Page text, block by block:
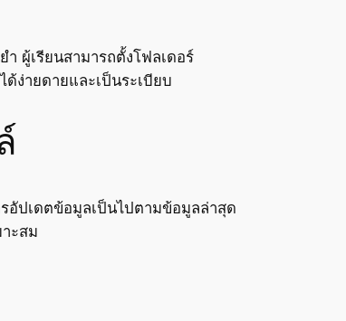
ผู้เรียนสามารถตั้งโฟลเดอร์
ง่ายดายและเป็นระเบียบ
อัปเดตข้อมูลเป็นไปตามข้อมูลล่าสุด
ะสม